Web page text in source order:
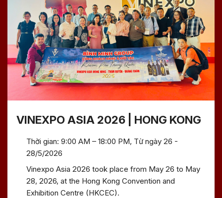
VINEXPO ASIA 2026 | HONG KONG
Thời gian: 9:00 AM – 18:00 PM, Từ ngày 26 -
28/5/2026
Vinexpo Asia 2026 took place from May 26 to May
28, 2026, at the Hong Kong Convention and
Exhibition Centre (HKCEC).